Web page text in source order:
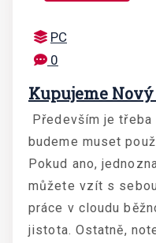
PC
0
Kupujeme Nový
Především je
budeme muset
Pokud ano,
můžete vzít s
práce v cloudu
jistota. Ostatně,